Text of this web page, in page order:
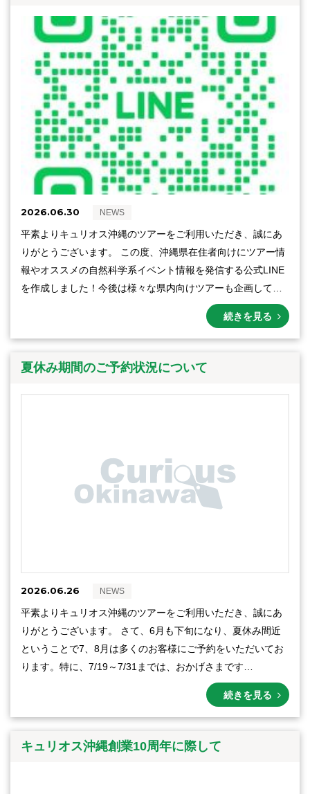
2026.06.30 NEWS
平素よりキュリオス沖縄のツアーをご利用いただき、誠にあ
りがとうございます。 この度、沖縄県在住者向けにツアー情
報やオススメの自然科学系イベント情報を発信する公式LINE
を作成しました！今後は様々な県内向けツアーも企画して…
続きを見る
夏休み期間のご予約状況について
2026.06.26 NEWS
平素よりキュリオス沖縄のツアーをご利用いただき、誠にあ
りがとうございます。 さて、6月も下旬になり、夏休み間近
ということで7、8月は多くのお客様にご予約をいただいてお
ります。特に、7/19～7/31までは、おかげさまです…
続きを見る
キュリオス沖縄創業10周年に際して